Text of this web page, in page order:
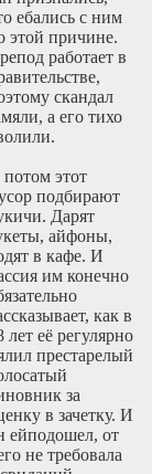
ебались с ним
этой причине.
работает в
скандал
а его тихо
этот
подбирают
Дарят
айфоны,
в кафе. И
им конечно
как в
лет её регулярно
престарелый
за
в зачетку. И
ейподошел, от
не требовала